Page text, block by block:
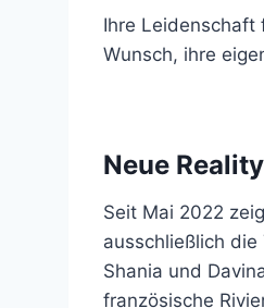
Ihre Leidenschaft
Wunsch, ihre
Neue
Seit Mai 2022
ausschließlich
Shania und
französische